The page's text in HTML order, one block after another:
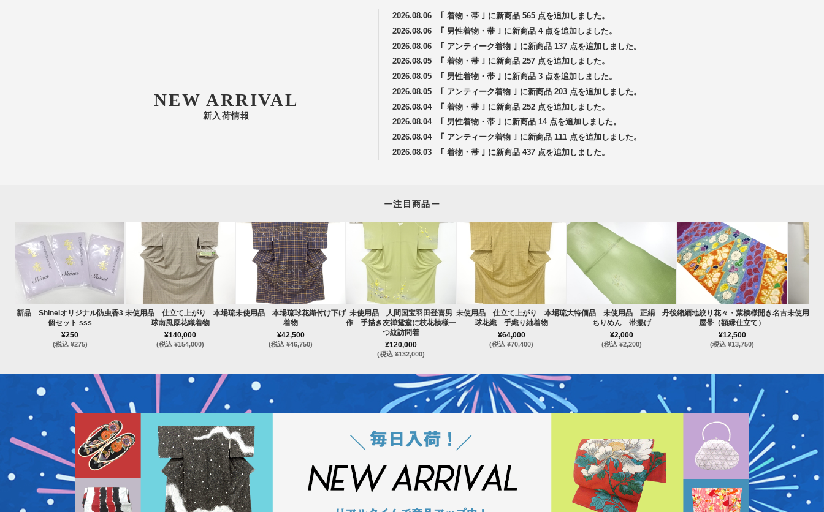
NEW ARRIVAL
新入荷情報
2026.08.06
｢ 着物・帯 ｣ に新商品 565 点を追加しました。
2026.08.06
｢ 男性着物・帯 ｣ に新商品 4 点を追加しました。
2026.08.06
｢ アンティーク着物 ｣ に新商品 137 点を追加しました。
2026.08.05
｢ 着物・帯 ｣ に新商品 257 点を追加しました。
2026.08.05
｢ 男性着物・帯 ｣ に新商品 3 点を追加しました。
2026.08.05
｢ アンティーク着物 ｣ に新商品 203 点を追加しました。
2026.08.04
｢ 着物・帯 ｣ に新商品 252 点を追加しました。
2026.08.04
｢ 男性着物・帯 ｣ に新商品 14 点を追加しました。
2026.08.04
｢ アンティーク着物 ｣ に新商品 111 点を追加しました。
2026.08.03
｢ 着物・帯 ｣ に新商品 437 点を追加しました。
ー注目商品ー
新品 Shineiオリジナル防虫香3
個セット sss
¥250
(税込 ¥275)
未使用品 仕立て上がり 本場琉
球南風原花織着物
¥140,000
(税込 ¥154,000)
未使用品 本場琉球花織付け下げ
着物
¥42,500
(税込 ¥46,750)
未使用品 人間国宝羽田登喜男
作 手描き友禅鴛鴦に枝花模様一
つ紋訪問着
¥120,000
(税込 ¥132,000)
未使用品 仕立て上がり 本場琉
球花織 手織り紬着物
¥64,000
(税込 ¥70,400)
大特価品 未使用品 正絹 丹後
ちりめん 帯揚げ
¥2,000
(税込 ¥2,200)
縮緬地絞り花々・葉模様開き名古
屋帯（額縁仕立て）
¥12,500
(税込 ¥13,750)
未使用品